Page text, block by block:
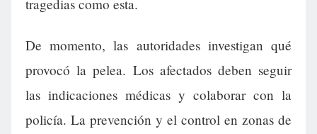
tragedias como esta.
De momento, las autoridades investigan qué
provocó la pelea. Los afectados deben seguir
las indicaciones médicas y colaborar con la
policía. La prevención y el control en zonas de